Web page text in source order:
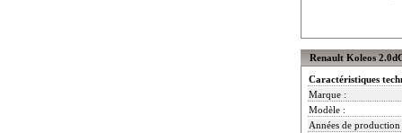
Renault Koleos
Caractéristiques
Marque :
Modèle :
Années de production